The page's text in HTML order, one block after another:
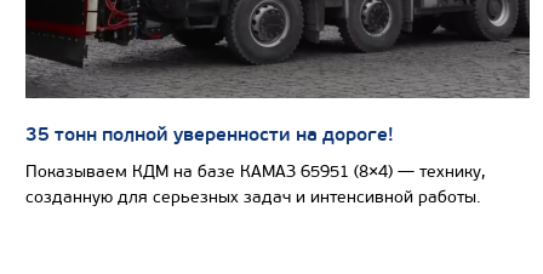
Узнать цену
СЕДЕЛЬНЫЙ ТЯГАЧ КАМАЗ 65225
35 тонн полной уверенности на дороге!
Показываем КДМ на базе КАМАЗ 65951 (8×4) — технику,
созданную для серьезных задач и интенсивной работы.